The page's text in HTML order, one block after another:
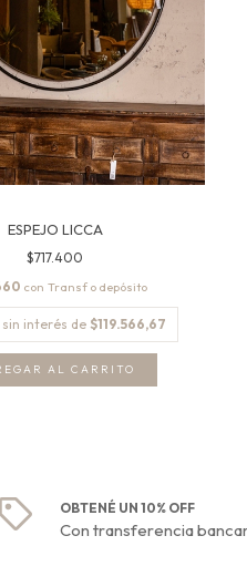
ESPEJO LICCA
$717.400
con
interés de $119.566,67
OBTENÉ UN 10% OFF
Con transferencia